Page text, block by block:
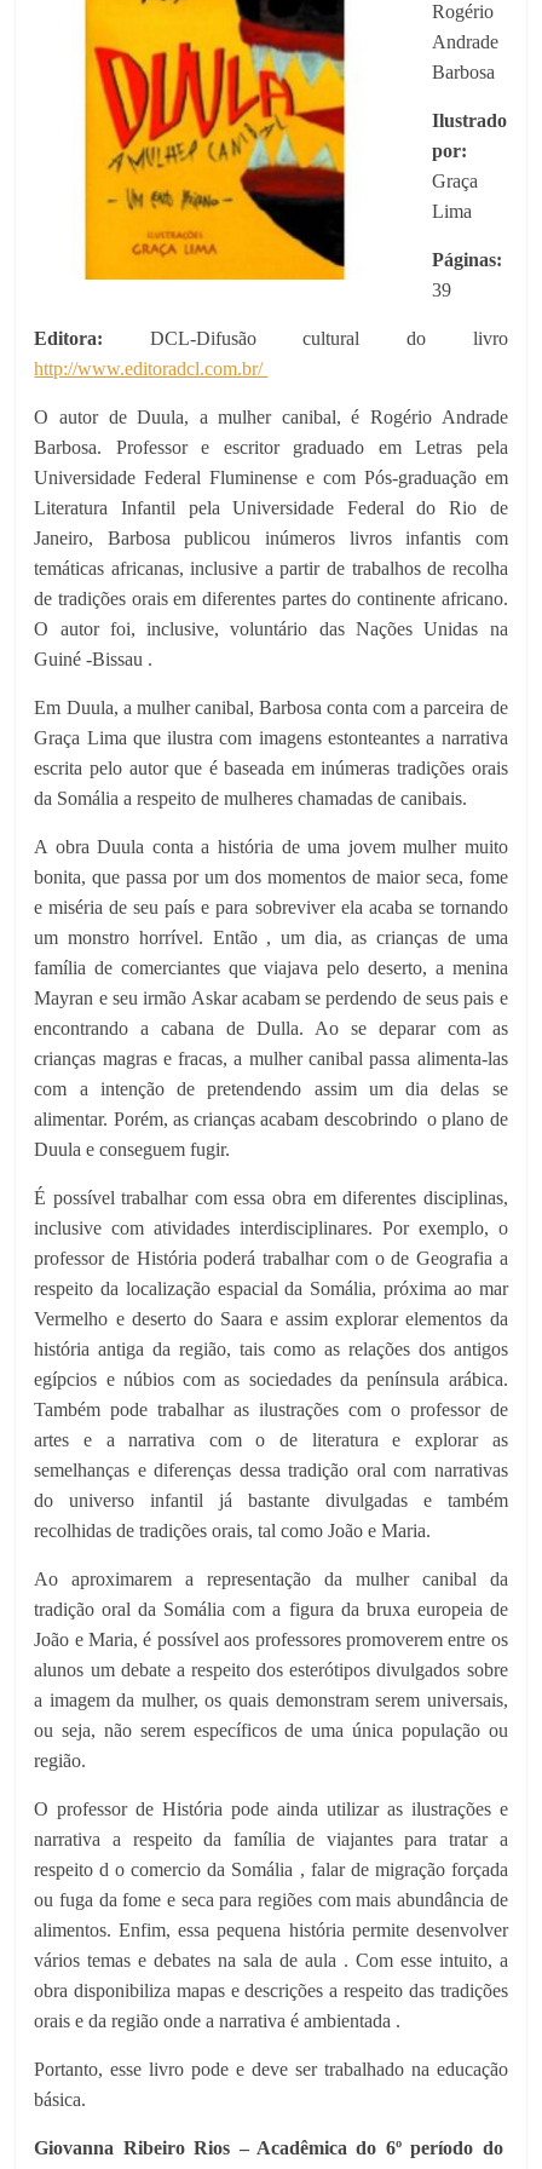
Rogério
Andrade
Barbosa
Ilustrado
por:
Graça
Lima
Páginas:
39
Editora: DCL-Difusão cultural do livro
http://www.editoradcl.com.br/
O autor de Duula, a mulher canibal, é Rogério Andrade
Barbosa. Professor e escritor graduado em Letras pela
Universidade Federal Fluminense e com Pós-graduação em
Literatura Infantil pela Universidade Federal do Rio de
Janeiro, Barbosa publicou inúmeros livros infantis com
temáticas africanas, inclusive a partir de trabalhos de recolha
de tradições orais em diferentes partes do continente africano.
O autor foi, inclusive, voluntário das Nações Unidas na
Guiné -Bissau .
Em Duula, a mulher canibal, Barbosa conta com a parceira de
Graça Lima que ilustra com imagens estonteantes a narrativa
escrita pelo autor que é baseada em inúmeras tradições orais
da Somália a respeito de mulheres chamadas de canibais.
A obra Duula conta a história de uma jovem mulher muito
bonita, que passa por um dos momentos de maior seca, fome
e miséria de seu país e para sobreviver ela acaba se tornando
um monstro horrível. Então , um dia, as crianças de uma
família de comerciantes que viajava pelo deserto, a menina
Mayran e seu irmão Askar acabam se perdendo de seus pais e
encontrando a cabana de Dulla. Ao se deparar com as
crianças magras e fracas, a mulher canibal passa alimenta-las
com a intenção de pretendendo assim um dia delas se
alimentar. Porém, as crianças acabam descobrindo o plano de
Duula e conseguem fugir.
É possível trabalhar com essa obra em diferentes disciplinas,
inclusive com atividades interdisciplinares. Por exemplo, o
professor de História poderá trabalhar com o de Geografia a
respeito da localização espacial da Somália, próxima ao mar
Vermelho e deserto do Saara e assim explorar elementos da
história antiga da região, tais como as relações dos antigos
egípcios e núbios com as sociedades da península arábica.
Também pode trabalhar as ilustrações com o professor de
artes e a narrativa com o de literatura e explorar as
semelhanças e diferenças dessa tradição oral com narrativas
do universo infantil já bastante divulgadas e também
recolhidas de tradições orais, tal como João e Maria.
Ao aproximarem a representação da mulher canibal da
tradição oral da Somália com a figura da bruxa europeia de
João e Maria, é possível aos professores promoverem entre os
alunos um debate a respeito dos esterótipos divulgados sobre
a imagem da mulher, os quais demonstram serem universais,
ou seja, não serem específicos de uma única população ou
região.
O professor de História pode ainda utilizar as ilustrações e
narrativa a respeito da família de viajantes para tratar a
respeito d o comercio da Somália , falar de migração forçada
ou fuga da fome e seca para regiões com mais abundância de
alimentos. Enfim, essa pequena história permite desenvolver
vários temas e debates na sala de aula . Com esse intuito, a
obra disponibiliza mapas e descrições a respeito das tradições
orais e da região onde a narrativa é ambientada .
Portanto, esse livro pode e deve ser trabalhado na educação
básica.
Giovanna Ribeiro Rios – Acadêmica do 6º período do